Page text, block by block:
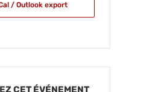
/ Outlook export
CET ÉVÉNEMENT